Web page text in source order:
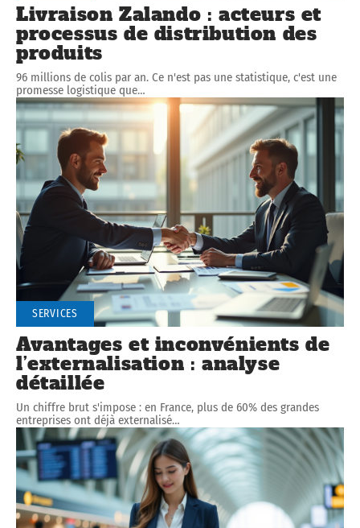
Livraison Zalando : acteurs et
processus de distribution des
produits
96 millions de colis par an. Ce n'est pas une statistique, c'est une
promesse logistique que…
SERVICES
Avantages et inconvénients de
l’externalisation : analyse
détaillée
Un chiffre brut s'impose : en France, plus de 60% des grandes
entreprises ont déjà externalisé…